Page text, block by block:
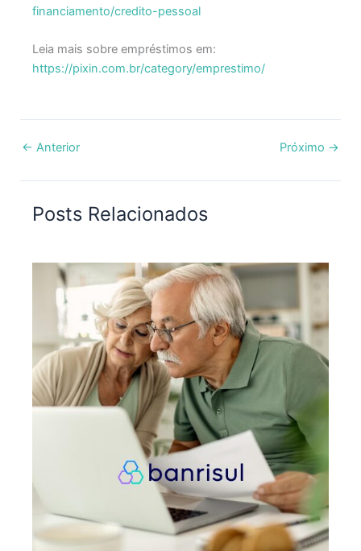
financiamento/credito-pessoal
Leia mais sobre empréstimos em:
https://pixin.com.br/category/emprestimo/
← Anterior Próximo →
Posts Relacionados